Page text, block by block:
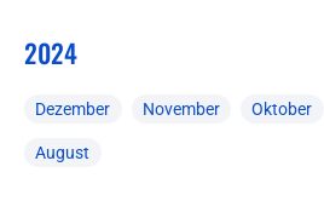
2024
Dezember November Oktober
August